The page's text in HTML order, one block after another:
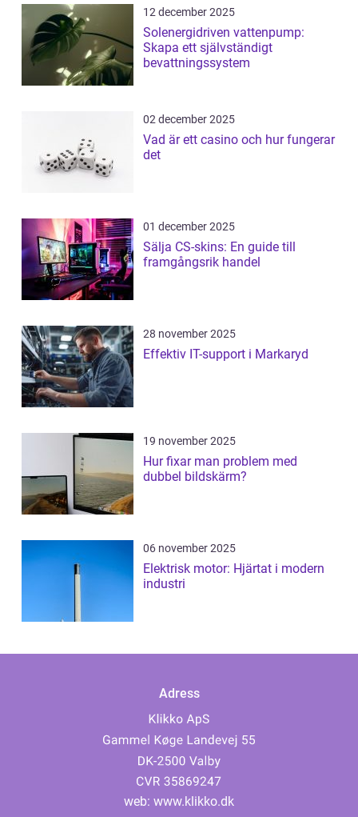
12 december 2025
Solenergidriven vattenpump:
Skapa ett självständigt
bevattningssystem
02 december 2025
Vad är ett casino och hur fungerar
det
01 december 2025
Sälja CS-skins: En guide till
framgångsrik handel
28 november 2025
Effektiv IT-support i Markaryd
19 november 2025
Hur fixar man problem med
dubbel bildskärm?
06 november 2025
Elektrisk motor: Hjärtat i modern
industri
Adress
web: www.klikko.dk